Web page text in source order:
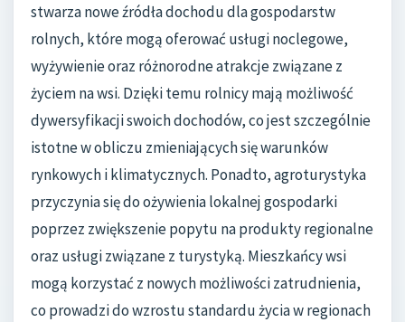
stwarza nowe źródła dochodu dla gospodarstw
rolnych, które mogą oferować usługi noclegowe,
wyżywienie oraz różnorodne atrakcje związane z
życiem na wsi. Dzięki temu rolnicy mają możliwość
dywersyfikacji swoich dochodów, co jest szczególnie
istotne w obliczu zmieniających się warunków
rynkowych i klimatycznych. Ponadto, agroturystyka
przyczynia się do ożywienia lokalnej gospodarki
poprzez zwiększenie popytu na produkty regionalne
oraz usługi związane z turystyką. Mieszkańcy wsi
mogą korzystać z nowych możliwości zatrudnienia,
co prowadzi do wzrostu standardu życia w regionach